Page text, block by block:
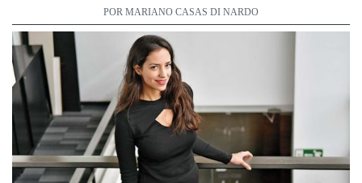
POR MARIANO CASAS DI NARDO